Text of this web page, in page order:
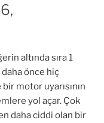
altında sıra 1
daha önce hiç
motor uyarısının
yol açar. Çok
daha ciddi olan bir